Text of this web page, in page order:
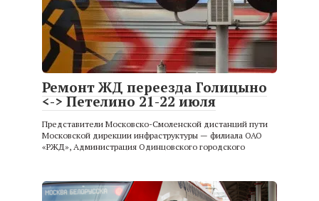
Ремонт ЖД переезда Голицыно
<-> Петелино 21-22 июля
Представители Московско-Смоленской дистанций пути
Московской дирекции инфраструктуры — филиала ОАО
«РЖД», Администрация Одинцовского городского